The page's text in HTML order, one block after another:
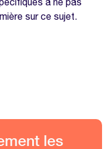
sur ce sujet.
les